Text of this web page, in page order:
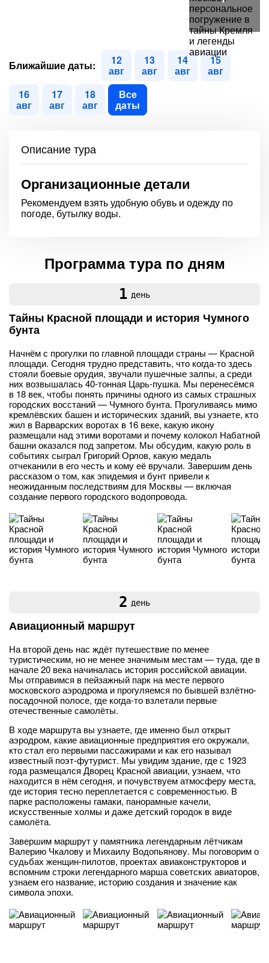
Ближайшие даты: 12
авг
13
авг
14
авг
15
авг
16
авг
17
авг
18
авг
Все
даты
Описание тура
Организационные детали
Рекомендуем взять удобную обувь и одежду по
погоде, бутылку воды.
Программа тура по дням
1 день
Тайны Красной площади и история Чумного
бунта
Начнём с прогулки по главной площади страны — Красной
площади. Сегодня трудно представить, что когда-то здесь
стояли боевые орудия, звучали пушечные залпы, а среди
них возвышалась 40-тонная Царь-пушка. Мы перенесёмся
в 18 век, чтобы понять причины одного из самых страшных
городских восстаний — Чумного бунта. Прогуливаясь мимо
кремлёвских башен и исторических зданий, вы узнаете, кто
жил в Варварских воротах в 16 веке, какую икону
размещали над этими воротами и почему колокол Набатной
башни оказался под запретом. Мы обсудим, какую роль в
событиях сыграл Григорий Орлов, какую медаль
отчеканили в его честь и кому её вручали. Завершим день
рассказом о том, как эпидемия и бунт привели к
неожиданным последствиям для Москвы — включая
создание первого городского водопровода.
2 день
Авиационный маршрут
На второй день нас ждёт путешествие по менее
туристическим, но не менее значимым местам — туда, где в
начале 20 века начиналась история российской авиации.
Мы отправимся в пейзажный парк на месте первого
московского аэродрома и прогуляемся по бывшей взлётно-
посадочной полосе, где когда-то взлетали первые
отечественные самолёты.
В ходе маршрута вы узнаете, где именно был открыт
аэродром, какие авиационные предприятия его окружали,
кто стал его первыми пассажирами и как его называл
известный поэт-футурист. Мы увидим здание, где с 1923
года размещался Дворец Красной авиации, узнаем, что
находится в нём сегодня, и почувствуем атмосферу места,
где история тесно переплетается с современностью. В
парке расположены гамаки, панорамные качели,
искусственные холмы и даже детский городок в виде
самолёта.
Завершим маршрут у памятника легендарным лётчикам
Валерию Чкалову и Михаилу Водопьянову. Мы поговорим о
судьбах женщин-пилотов, проектах авиаконструкторов и
вспомним строки легендарного марша советских авиаторов,
узнаем его название, историю создания и значение как
символа эпохи.